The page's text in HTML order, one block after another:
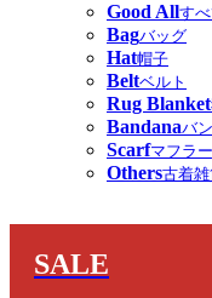
Good Allす
Bagバッグ
Hat帽子
Beltベルト
Rug Blanket
Bandanaバ
Scarfマフラ
Others古着
SALE